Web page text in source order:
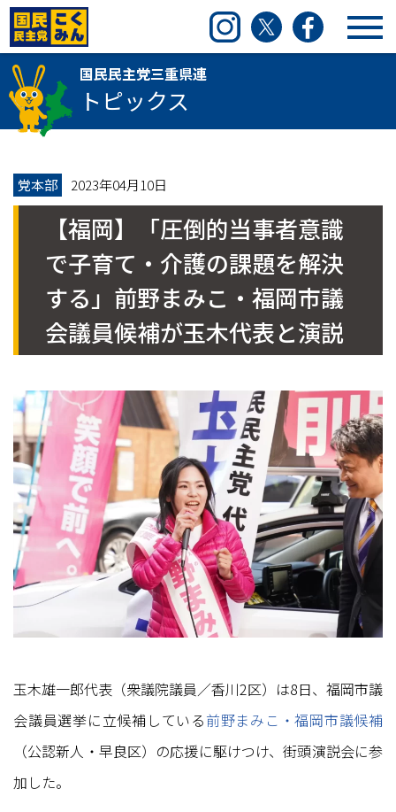
国民民主党三重県連 InstagramTwitter Facebook
国民民主党三重県連
トピックス
党本部 2023年04月10日
【福岡】「圧倒的当事者意識
で子育て・介護の課題を解決
する」前野まみこ・福岡市議
会議員候補が玉木代表と演説
玉木雄一郎代表（衆議院議員／香川2区）は8日、福岡市議
会議員選挙に立候補している前野まみこ・福岡市議候補
（公認新人・早良区）の応援に駆けつけ、街頭演説会に参
加した。